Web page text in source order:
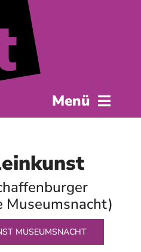
Menü
Museumsnacht)
MUSEUMSNACHT